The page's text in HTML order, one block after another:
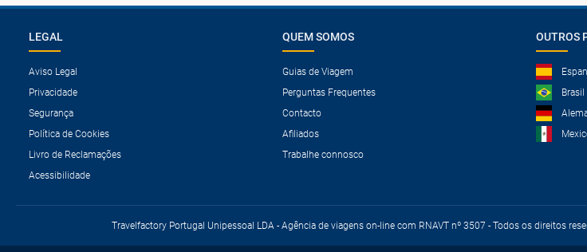
LEGAL
Aviso Legal
Privacidade
Segurança
Política de Cookies
Livro de Reclamações
Acessibilidade
QUEM SOMOS
Guias de Viagem
Perguntas Frequentes
Contacto
Afiliados
Trabalhe connosco
OUTROS
Brasil
Travelfactory Portugal Unipessoal LDA - Agência de viagens on-line com RNAVT nº 3507 - Todos os direitos